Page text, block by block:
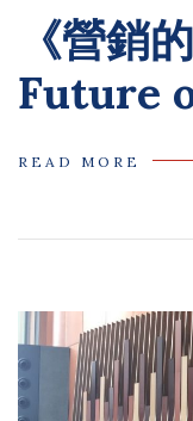
《營銷
Future
READ MORE